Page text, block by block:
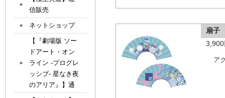
扇子
ア
信販売
ネットショップ
【『劇場版 ソー
ドアート・オン
ライン -プログレ
ッシブ- 星なき夜
のアリア』】通